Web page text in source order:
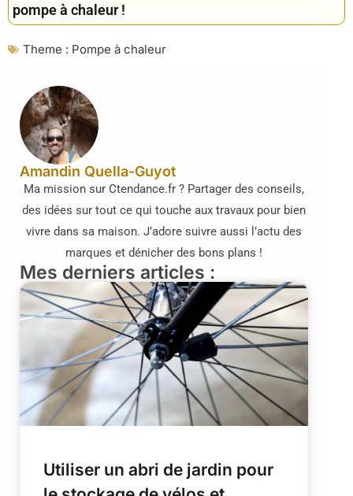
pompe à chaleur !
Theme : Pompe à chaleur
Amandin Quella-Guyot
Ma mission sur Ctendance.fr ? Partager des conseils,
des idées sur tout ce qui touche aux travaux pour bien
vivre dans sa maison. J’adore suivre aussi l’actu des
marques et dénicher des bons plans !
Mes derniers articles :
Utiliser un abri de jardin pour